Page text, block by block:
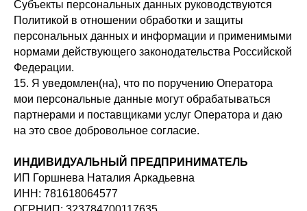
Субъекты персональных данных руководствуются
Политикой в отношении обработки и защиты
персональных данных и информации и применимыми
нормами действующего законодательства Российской
Федерации.
15. Я уведомлен(на), что по поручению Оператора
мои персональные данные могут обрабатываться
партнерами и поставщиками услуг Оператора и даю
на это свое добровольное согласие.
ИНДИВИДУАЛЬНЫЙ ПРЕДПРИНИМАТЕЛЬ
ИП Горшнева Наталия Аркадьевна
ИНН: 781618064577